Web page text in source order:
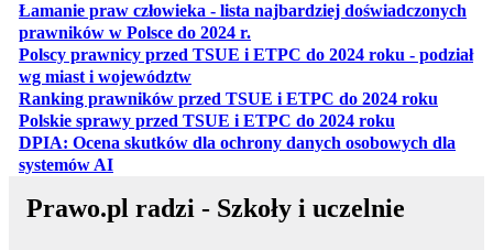
Łamanie praw człowieka - lista najbardziej doświadczonych
prawników w Polsce do 2024 r.
Polscy prawnicy przed TSUE i ETPC do 2024 roku - podział
wg miast i województwotwiera się w nowej karcie
Ranking prawników przed TSUE i ETPC do 2024 roku
Polskie sprawy przed TSUE i ETPC do 2024 roku
DPIA: Ocena skutków dla ochrony danych osobowych dla
systemów AIotwiera się w nowej karcie
Prawo.pl radzi - Szkoły i uczelnie